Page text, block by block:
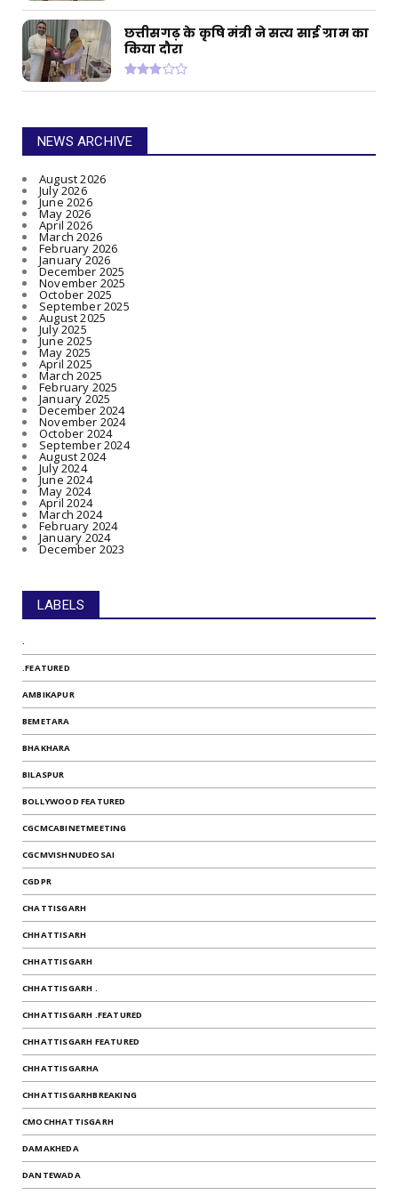
छत्तीसगढ़ के कृषि मंत्री ने सत्य साई ग्राम का
किया दौरा
NEWS ARCHIVE
August 2026
July 2026
June 2026
May 2026
April 2026
March 2026
February 2026
January 2026
December 2025
November 2025
October 2025
September 2025
August 2025
July 2025
June 2025
May 2025
April 2025
March 2025
February 2025
January 2025
December 2024
November 2024
October 2024
September 2024
August 2024
July 2024
June 2024
May 2024
April 2024
March 2024
February 2024
January 2024
December 2023
LABELS
.
.FEATURED
AMBIKAPUR
BEMETARA
BHAKHARA
BILASPUR
BOLLYWOOD FEATURED
CGCMCABINETMEETING
CGCMVISHNUDEOSAI
CGDPR
CHATTISGARH
CHHATTISARH
CHHATTISGARH
CHHATTISGARH .
CHHATTISGARH .FEATURED
CHHATTISGARH FEATURED
CHHATTISGARHA
CHHATTISGARHBREAKING
CMOCHHATTISGARH
DAMAKHEDA
DANTEWADA